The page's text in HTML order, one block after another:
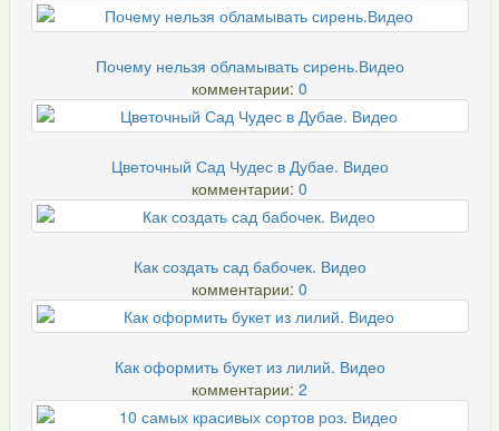
Почему нельзя обламывать сирень.Видео
комментарии: 0
Цветочный Сад Чудес в Дубае. Видео
комментарии: 0
Как создать сад бабочек. Видео
комментарии: 0
Как оформить букет из лилий. Видео
комментарии: 2